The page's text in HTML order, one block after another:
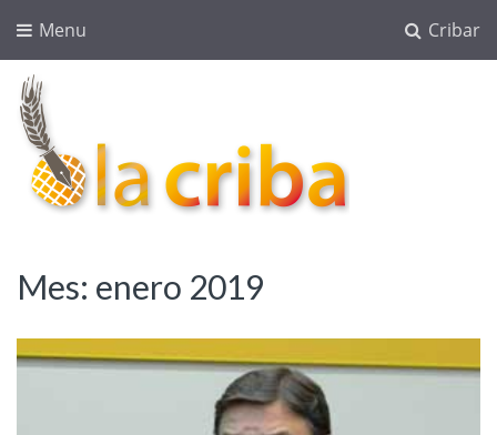
Cribar
Menu
blog agroalimentario
Mes: enero 2019